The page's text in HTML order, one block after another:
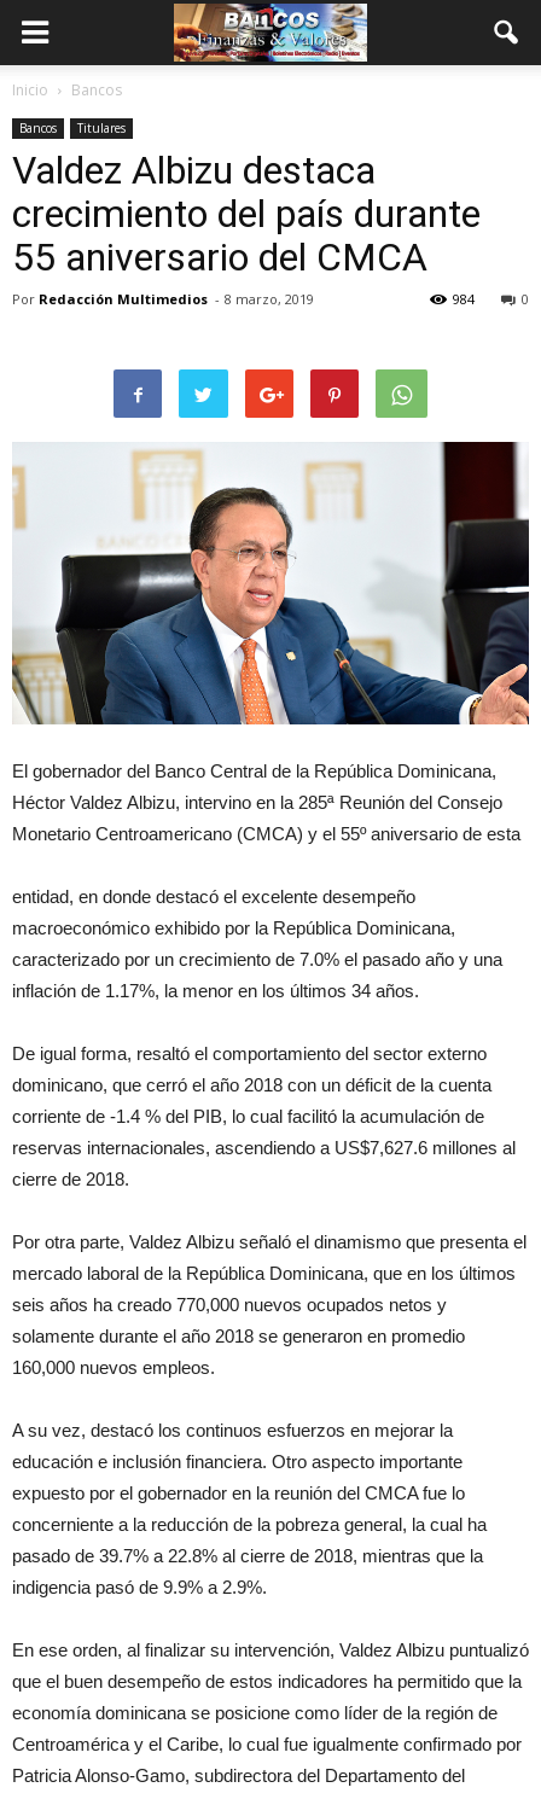
Inicio Bancos
Bancos Titulares
Valdez Albizu destaca
crecimiento del país durante
55 aniversario del CMCA
Por Redacción Multimedios - 8 marzo, 2019 0
984
El gobernador del Banco Central de la República Dominicana,
Héctor Valdez Albizu, intervino en la 285ª Reunión del Consejo
Monetario Centroamericano (CMCA) y el 55º aniversario de esta
entidad, en donde destacó el excelente desempeño
macroeconómico exhibido por la República Dominicana,
caracterizado por un crecimiento de 7.0% el pasado año y una
inflación de 1.17%, la menor en los últimos 34 años.
De igual forma, resaltó el comportamiento del sector externo
dominicano, que cerró el año 2018 con un déficit de la cuenta
corriente de -1.4 % del PIB, lo cual facilitó la acumulación de
reservas internacionales, ascendiendo a US$7,627.6 millones al
cierre de 2018.
Por otra parte, Valdez Albizu señaló el dinamismo que presenta el
mercado laboral de la República Dominicana, que en los últimos
seis años ha creado 770,000 nuevos ocupados netos y
solamente durante el año 2018 se generaron en promedio
160,000 nuevos empleos.
A su vez, destacó los continuos esfuerzos en mejorar la
educación e inclusión financiera. Otro aspecto importante
expuesto por el gobernador en la reunión del CMCA fue lo
concerniente a la reducción de la pobreza general, la cual ha
pasado de 39.7% a 22.8% al cierre de 2018, mientras que la
indigencia pasó de 9.9% a 2.9%.
En ese orden, al finalizar su intervención, Valdez Albizu puntualizó
que el buen desempeño de estos indicadores ha permitido que la
economía dominicana se posicione como líder de la región de
Centroamérica y el Caribe, lo cual fue igualmente confirmado por
Patricia Alonso-Gamo, subdirectora del Departamento del